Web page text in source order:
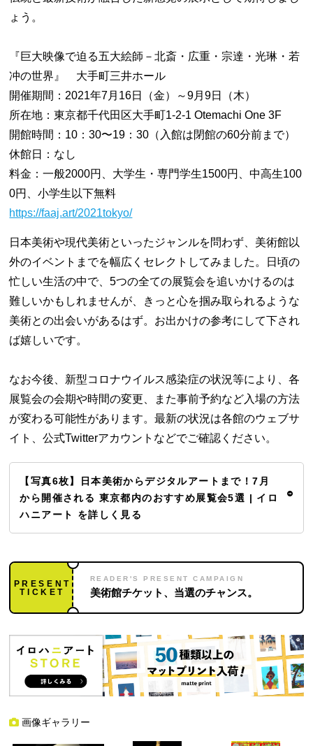
ょう。
『巨大映像で迫る五大絵師－北斎・広重・宗達・光琳・若
冲の世界』 大手町三井ホール
開催期間：2021年7月16日（金）～9月9日（木）
所在地：東京都千代田区大手町1-2-1 Otemachi One 3F
開館時間：10：30〜19：30（入館は閉館の60分前まで）
休館日：なし
料金：一般2000円、大学生・専門学生1500円、中高生100
0円、小学生以下無料
https://faaj.art/2021tokyo/
日本美術や現代美術といったジャンルを問わず、美術館以
外のイベントまでを幅広くセレクトしてみました。日頃の
忙しい生活の中で、5つの全ての展覧会を追いかけるのは
難しいかもしれませんが、きっと心を掴み取られるような
美術との出会いがあるはず。お出かけの参考にして下され
ば嬉しいです。
なお今後、新型コロナウイルス感染症の状況等により、各
展覧会の会期や時間の変更、また事前予約など入場の方法
が変わる可能性があります。最新の状況は各館のウェブサ
イト、公式Twitterアカウントなどでご確認ください。
【写真6枚】日本美術からデジタルアートまで！7月
から開催される 東京都内のおすすめ展覧会5選 | イロ
ハニアート を詳しく見る
PRESENT
TICKET
READER'S PRESENT CAMPAIGN
美術館チケット、当選のチャンス。
画像ギャラリー